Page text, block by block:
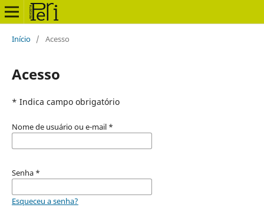
Início / Acesso
Acesso
* Indica campo obrigatório
Nome de usuário ou e-mail *
Senha *
Esqueceu a senha?